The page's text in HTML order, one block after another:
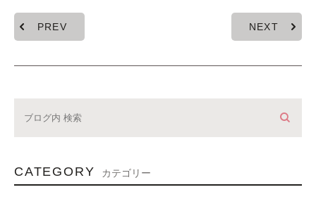
PREV NEXT
CATEGORY カテゴリー